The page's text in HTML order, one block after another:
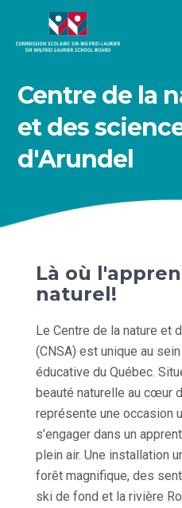
Centre de la
et des
d'Arundel
Là où
naturel!
Le Centre de la nature et
(CNSA) est unique au
éducative du Québec.
beauté naturelle au cœur
représente une occasion
s’engager dans un
plein air. Une installation
forêt magnifique, des
ski de fond et la rivière